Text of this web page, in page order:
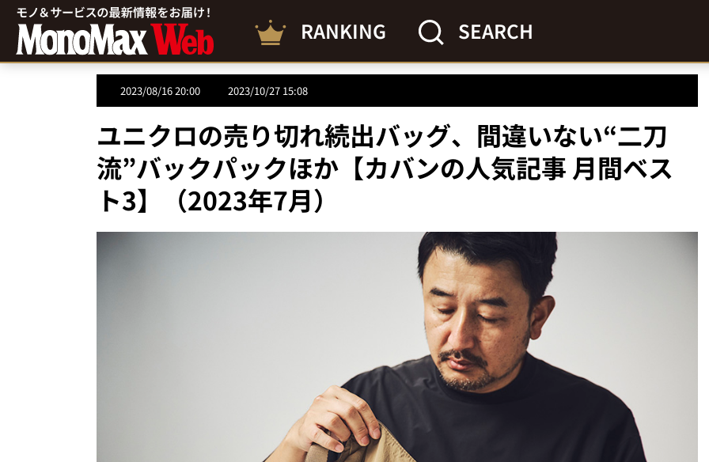
RANKING SEARCH
2023/08/16 20:00 2023/10/27 15:08
ユニクロの売り切れ続出バッグ、間違いない“二刀
流”バックパックほか【カバンの人気記事 月間ベス
ト3】（2023年7月）